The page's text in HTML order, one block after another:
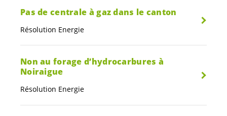
Pas de centrale à gaz dans le canton
Résolution Energie
Non au forage d’hydrocarbures à
Noiraigue
Résolution Energie